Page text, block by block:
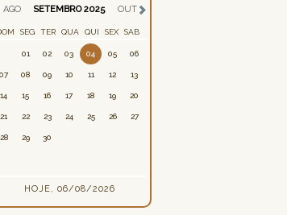
AGO SETEMBRO 2025 OUT
SEG TER QUA QUI SEX SAB
01 02 03 04 05 06
07 08 09 10 11 12 13
14 15 16 17 18 19 20
21 22 23 24 25 26 27
28 29 30
HOJE, 06/08/2026